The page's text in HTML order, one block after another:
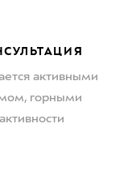
активными
горными